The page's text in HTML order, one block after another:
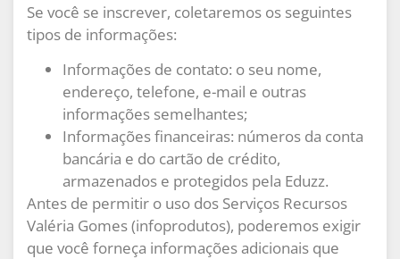
Se você se inscrever, coletaremos os seguintes
tipos de informações:
Informações de contato: o seu nome,
endereço, telefone, e-mail e outras
informações semelhantes;
Informações financeiras: números da conta
bancária e do cartão de crédito,
armazenados e protegidos pela Eduzz.
Antes de permitir o uso dos Serviços Recursos
Valéria Gomes (infoprodutos), poderemos exigir
que você forneça informações adicionais que